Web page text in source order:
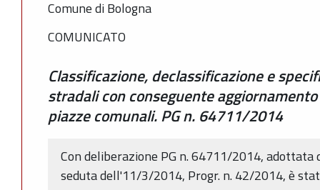
Comune di Bologna
COMUNICATO
Classificazione, declassificazione e
stradali con conseguente
piazze comunali. PG n. 64711/2014
Con deliberazione PG n. 64711/2014, adottata
seduta dell'11/3/2014, Progr. n. 42/2014, è